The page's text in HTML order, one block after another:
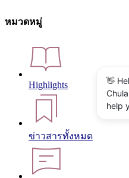
หมวดหมู่
Highlights
ข่าวสารทั้งหมด
👋
help